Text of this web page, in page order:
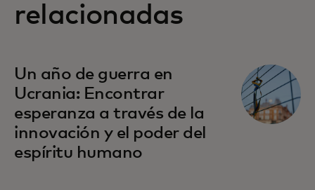
relacionadas
Un año de guerra en
Ucrania: Encontrar
esperanza a través de la
innovación y el poder del
espíritu humano